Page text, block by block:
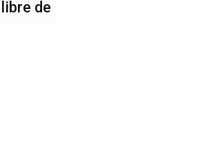
de